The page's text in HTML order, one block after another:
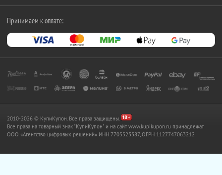
Принимаем к оплате:
2010-2026 © КупиКупон. Все права защищены.
Все права на товарный знак "КупиКупон" и на сайт www.kupikupon.ru принадлежат
OOO «Агентство цифровых решений» ИНН 7705523387, ОГРН 1127747063212